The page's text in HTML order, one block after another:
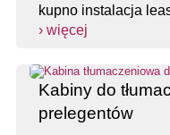
kupno instalacja
› więcej
Kabiny do
prelegentów